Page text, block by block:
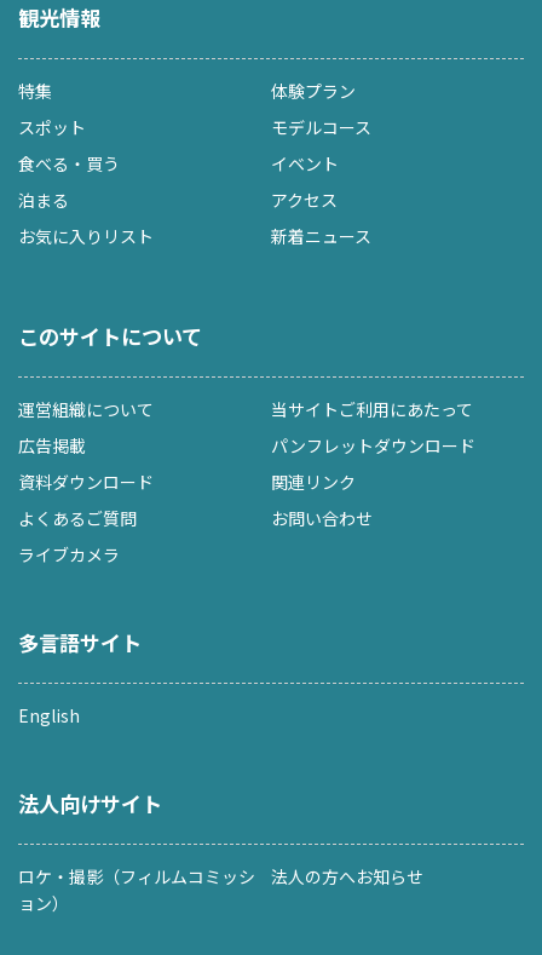
観光情報
特集
体験プラン
スポット
モデルコース
食べる・買う
イベント
泊まる
アクセス
お気に入りリスト
新着ニュース
このサイトについて
運営組織について
当サイトご利用にあたって
広告掲載
パンフレットダウンロード
資料ダウンロード
関連リンク
よくあるご質問
お問い合わせ
ライブカメラ
多言語サイト
English
法人向けサイト
ロケ・撮影（フィルムコミッシ
ョン）
法人の方へお知らせ